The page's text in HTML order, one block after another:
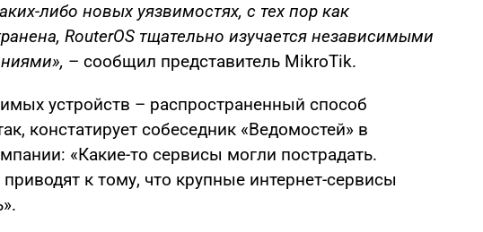
либо новых уязвимостях, с тех пор как
RouterOS тщательно изучается независимыми
– сообщил представитель MikroTik.
устройств – распространенный способ
констатирует собеседник «Ведомостей» в
«Какие-то сервисы могли пострадать.
к тому, что крупные интернет-сервисы